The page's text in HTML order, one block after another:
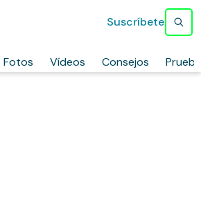
Fotos Vídeos Consejos
Suscríbete